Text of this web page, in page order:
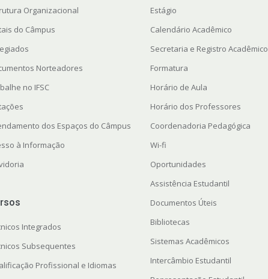
Organizacional
do Câmpus
Norteadores
no IFSC
dos Espaços do Câmpus
à Informação
Integrados
Subsequentes
Profissional e Idiomas
Estágio
Calendário Acadêmico
Secretaria e Registro Acadêmico
Formatura
Horário de Aula
Horário dos Professores
Coordenadoria Pedagógica
Wi-fi
Oportunidades
Assistência Estudantil
Documentos Úteis
Bibliotecas
Sistemas Acadêmicos
Intercâmbio Estudantil